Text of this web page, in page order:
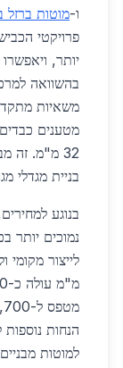
ו-מוטות ברזל
פרויקטי
בהשוואה
משאיות
32 מ"מ. זה
בניית מגדלי
הנחות
למוטות